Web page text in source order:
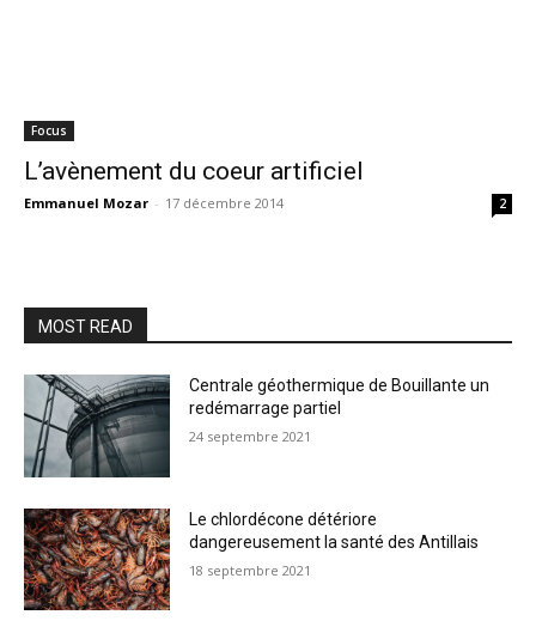
Focus
L’avènement du coeur artificiel
Emmanuel Mozar - 17 décembre 2014 2
MOST READ
Centrale géothermique de Bouillante un
redémarrage partiel
24 septembre 2021
Le chlordécone détériore
dangereusement la santé des Antillais
18 septembre 2021